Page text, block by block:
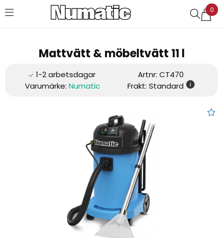
0
Favoriter (0)
Mattvätt & möbeltvätt 11 l
Artnr: CT470
Varumärke: Numatic Frakt: Standard i
Mattvätt & möbeltvätt 11 l